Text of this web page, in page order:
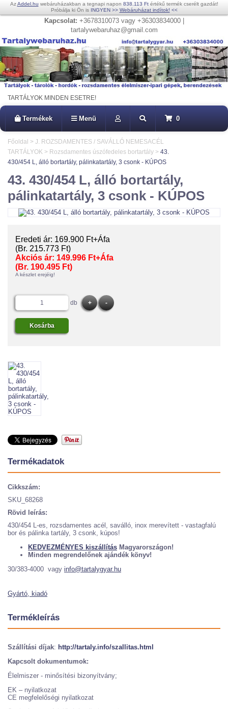
AzAddel.hu webáruházakban a tegnapi napon 838.113 Ftértékű termék cserélt gazdát!
Próbálja ki Ön is INGYEN >> Webáruházat indítok! <<
Kapcsolat: +3678310073 vagy +36303834000 |
tartalywebaruhaz@gmail.com
TARTÁLYOK MINDEN ESETRE!
Termékek Menü 0
Főoldal > J. ROZSDAMENTES / SAVÁLLÓ NEMESACÉL
TARTÁLYOK > Rozsdamentes úszófedeles bortartály > 43.
430/454 L, álló bortartály, pálinkatartály, 3 csonk - KÚPOS
43. 430/454 L, álló bortartály,
pálinkatartály, 3 csonk - KÚPOS
Eredeti ár: 169.900 Ft+Áfa
(Br. 215.773 Ft)
Akciós ár: 149.996 Ft+Áfa
(Br. 190.495 Ft)
A készlet erejéig!
db
Termékadatok
Cikkszám:
SKU_68268
Rövid leírás:
430/454 L-es, rozsdamentes acél, saválló, inox merevített - vastagfalú
bor és pálinka tartály, 3 csonk, kúpos!
KEDVEZMÉNYES kiszállítás Magyarországon!
Minden megrendelőnek ajándék könyv!
30/383-4000 vagy info@tartalygyar.hu
Gyártó, kiadó
Termékleírás
Szállítási díjak: http://tartaly.info/szallitas.html
Kapcsolt dokumentumok:
Élelmiszer - minősítési bizonyítvány;
EK – nyilatkozat
CE megfelelőségi nyilatkozat